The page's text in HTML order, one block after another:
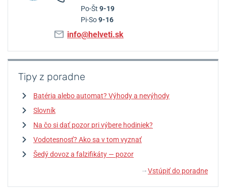
Po-Št 9-19
Pi-So9-16
info@helveti.sk
Tipy z poradne
Batéria alebo automat? Výhody a nevýhody
Slovník
Na čo si dať pozor pri výbere hodiniek?
Vodotesnosť? Ako sa v tom vyznať
Šedý dovoz a falzifikáty — pozor
↓ Vstúpiť do poradne